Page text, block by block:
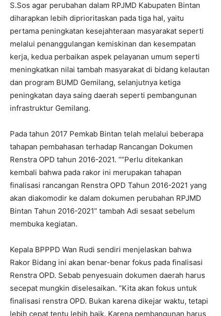
S.Sos agar perubahan dalam RPJMD Kabupaten Bintan
diharapkan lebih diprioritaskan pada tiga hal, yaitu
pertama peningkatan kesejahteraan masyarakat seperti
melalui penanggulangan kemiskinan dan kesempatan
kerja, kedua perbaikan aspek pelayanan umum seperti
meningkatkan nilai tambah masyarakat di bidang kelautan
dan program BUMD Gemilang, selanjutnya ketiga
peningkatan daya saing daerah seperti pembangunan
infrastruktur Gemilang.
Pada tahun 2017 Pemkab Bintan telah melalui beberapa
tahapan pembahasan terhadap Rancangan Dokumen
Renstra OPD tahun 2016-2021. “”Perlu ditekankan
kembali bahwa pada rakor ini merupakan tahapan
finalisasi rancangan Renstra OPD Tahun 2016-2021 yang
akan diakomodir ke dalam dokumen perubahan RPJMD
Bintan Tahun 2016-2021” tambah Adi sesaat sebelum
membuka kegiatan.
Kepala BPPPD Wan Rudi sendiri menjelaskan bahwa
Rakor Bidang ini akan benar-benar fokus pada finalisasi
Renstra OPD. Sebab penyesuain dokumen daerah harus
secepat mungkin diselesaikan. “Kita akan fokus untuk
finalisasi renstra OPD. Bukan karena dikejar waktu, tetapi
lebih cepat tentu lebih baik. Karena pembangunan harus